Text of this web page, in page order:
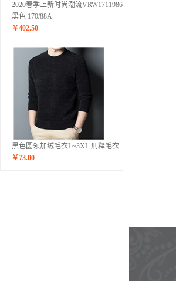
2020春季上新时尚潮流VRW17119867
黑色 170/88A
￥402.50
黑色圆领加绒毛衣L~3XL 刑释毛衣
￥73.00